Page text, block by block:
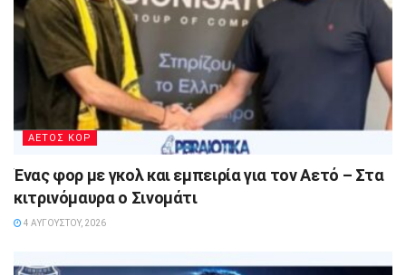
ΑΕΤΟΣ ΚΟΡ
Ένας φορ με γκολ και εμπειρία για τον Αετό – Στα
κιτρινόμαυρα ο Σινομάτι
4 ΑΥΓΟΎΣΤΟΥ, 2026